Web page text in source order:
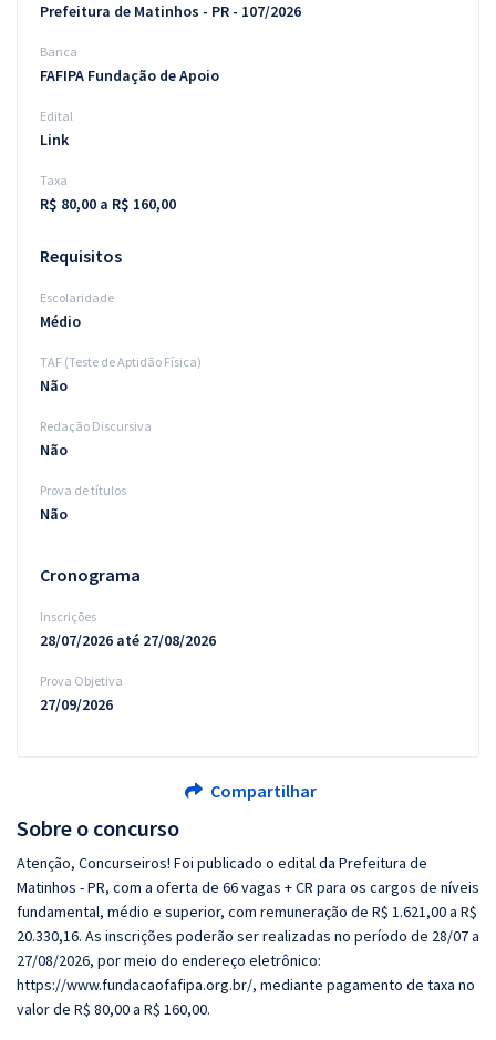
Sobre o concurso
Atenção, Concurseiros! Foi publicado o edital da Prefeitura de
Matinhos - PR, com a oferta de 66 vagas + CR para os cargos de níveis
fundamental, médio e superior, com remuneração de R$ 1.621,00 a R$
20.330,16. As inscrições poderão ser realizadas no período de 28/07 a
27/08/2026, por meio do endereço eletrônico:
https://www.fundacaofafipa.org.br/, mediante pagamento de taxa no
valor de R$ 80,00 a R$ 160,00.
Prefeitura de Matinhos - PR - 107/2026
Banca
FAFIPA Fundação de Apoio
Edital
Link
Taxa
R$ 80,00 a R$ 160,00
Requisitos
Escolaridade
Médio
TAF (Teste de Aptidão Física)
Não
Redação Discursiva
Não
Prova de títulos
Não
Cronograma
Inscrições
28/07/2026 até 27/08/2026
Prova Objetiva
27/09/2026
Compartilhar